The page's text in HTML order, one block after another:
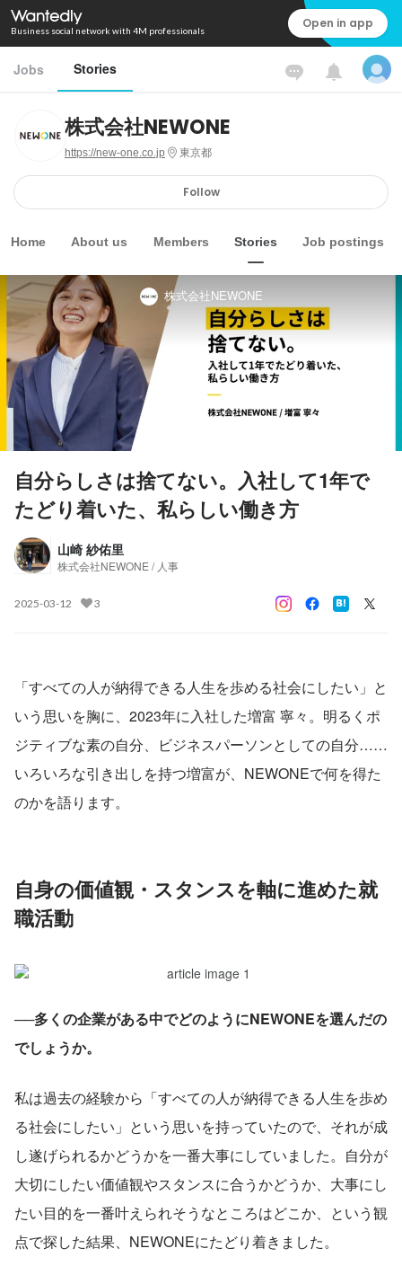
Business social network with 4M professionals Open in app
Jobs Stories
株式会社NEWONE
https://new-one.co.jp 東京都
Follow
Home About us Members Stories Job postings
株式会社NEWONE
自分らしさは捨てない。入社して1年で
たどり着いた、私らしい働き方
山崎 紗佑里
株式会社NEWONE / 人事
2025-03-12 3
「すべての人が納得できる人生を歩める社会にしたい」と
いう思いを胸に、2023年に入社した増富 寧々。明るくポ
ジティブな素の自分、ビジネスパーソンとしての自分……
いろいろな引き出しを持つ増富が、NEWONEで何を得た
のかを語ります。
自身の価値観・スタンスを軸に進めた就
職活動
──多くの企業がある中でどのようにNEWONEを選んだの
でしょうか。
私は過去の経験から「すべての人が納得できる人生を歩め
る社会にしたい」という思いを持っていたので、それが成
し遂げられるかどうかを一番大事にしていました。自分が
大切にしたい価値観やスタンスに合うかどうか、大事にし
たい目的を一番叶えられそうなところはどこか、という観
点で探した結果、NEWONEにたどり着きました。